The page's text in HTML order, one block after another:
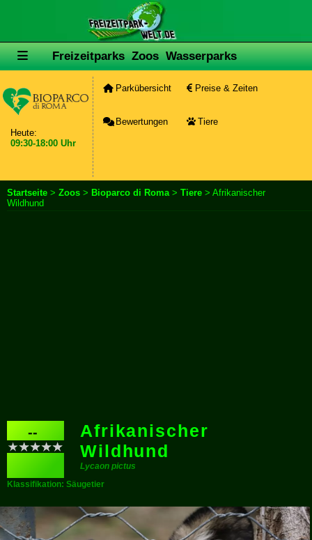
Freizeitparks Zoos Wasserparks
Heute:
09:30-18:00 Uhr
Parkübersicht Preise & Zeiten
Bewertungen Tiere
Startseite > Zoos > Bioparco di Roma> Tiere > Afrikanischer
Wildhund
--
Afrikanischer
Wildhund
Lycaon pictus
Klassifikation: Säugetier